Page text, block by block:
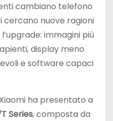
cambiano telefono
cercano nuove ragioni
immagini più
display meno
e software capaci
ha presentato a
Series, composta da